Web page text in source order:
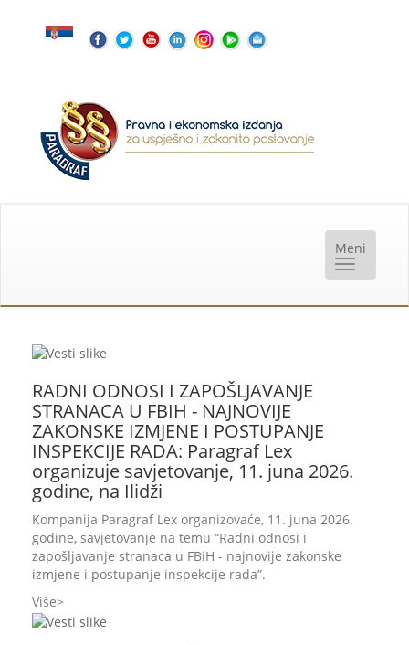
RADNI ODNOSI I ZAPOŠLJAVANJE
STRANACA U FBIH - NAJNOVIJE
ZAKONSKE IZMJENE I POSTUPANJE
INSPEKCIJE RADA: Paragraf Lex
organizuje savjetovanje, 11. juna 2026.
godine, na Ilidži
Kompanija Paragraf Lex organizovaće, 11. juna 2026.
godine, savjetovanje na temu “Radni odnosi i
zapošljavanje stranaca u FBiH - najnovije zakonske
izmjene i postupanje inspekcije rada”.
Više